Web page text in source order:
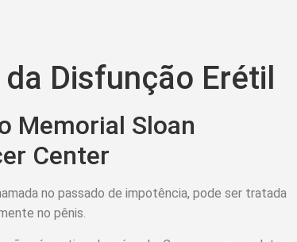
Disfunção Erétil
Memorial Sloan
Center
no passado de impotência, pode ser tratada
no pênis.